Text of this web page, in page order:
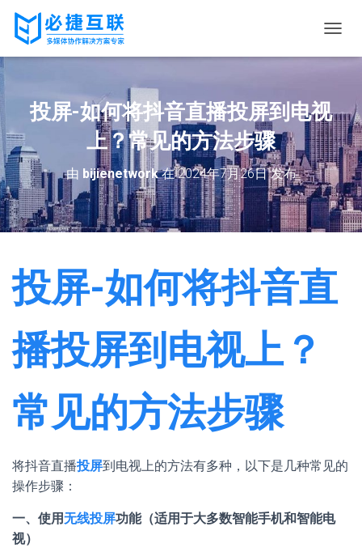
换
投屏-如何将抖音直播投屏到电视
上？常见的方法步骤
由 bijienetwork在2024年7月26日发布
投屏-如何将抖音直
播投屏到电视上？
常见的方法步骤
将抖音直播投屏到电视上的方法有多种，以下是几种常见的
操作步骤：
一、使用无线投屏功能（适用于大多数智能手机和智能电
视）